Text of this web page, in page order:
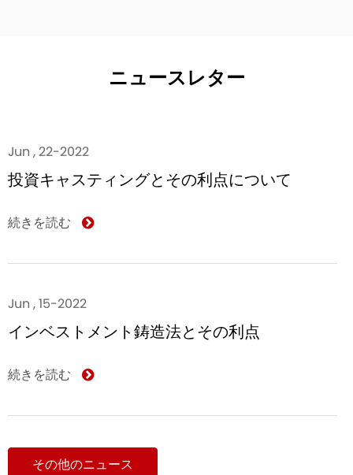
ニュースレター
Jun , 22-2022
投資キャスティングとその利点について
続きを読む
Jun , 15-2022
インベストメント鋳造法とその利点
続きを読む
その他のニュース